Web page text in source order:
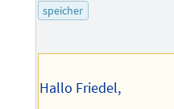
speicher
Hallo Friedel,